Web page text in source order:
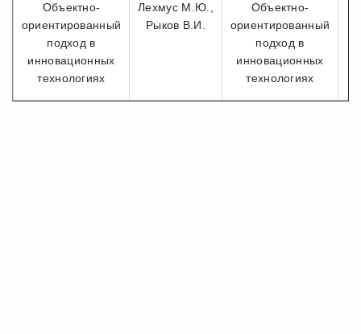
Объектно-
ориентированный
подход в
инновационных
технологиях
Лехмус М.Ю.,
Рыков В.И.
Объектно-
ориентированный
подход в
инновационных
технологиях